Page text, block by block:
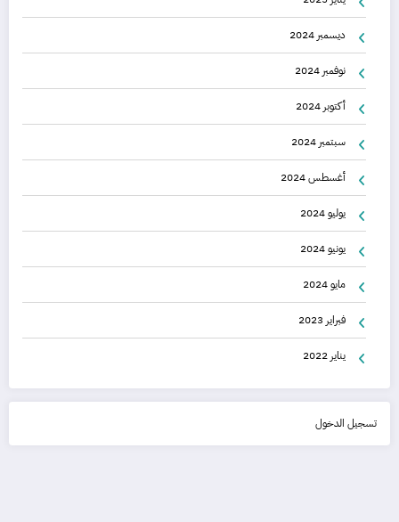
ديسمبر 2024
نوفمبر 2024
أكتوبر 2024
سبتمبر 2024
أغسطس 2024
يوليو 2024
يونيو 2024
مايو 2024
فبراير 2023
يناير 2022
تسجيل الدخول